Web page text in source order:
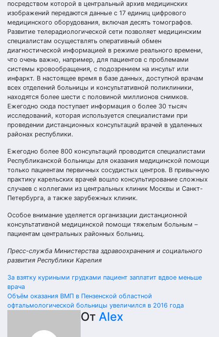
посредством которой в центральный архив медицинских
изображений передаются данные с 17 единиц цифрового
медицинского оборудования, включая десять томографов.
Развитие телерадиологической сети позволяет медицинским
специалистам осуществлять оперативный обмен
диагностической информацией в режиме реального времени,
что очень важно, например, для пациентов с проблемами
системы кровообращения, с подозрением на инсульт или
инфаркт. В настоящее время в базе данных, доступной врачам
всех отделений больницы и консультативной поликлиники,
находятся более шести с половиной миллионов снимков.
Ежегодно сюда поступает информация о более 30 тысяч
исследований, которая используется специалистами при
проведении дистанционных консультаций врачей в удаленных
районах республики.
Ежегодно более 800 консультаций проводится специалистами
Республиканской больницы для оказания медицинской помощи
только пациентам первичных сосудистых центров. В привычную
практику карельских врачей вошло консультирование сложных
случаев с коллегами из центральных клиник Москвы и Санкт-
Петербурга, а также зарубежных клиник.
Особое внимание уделяется организации дистанционной
консультативной медицинской помощи тяжелым больным –
пациентам центральных районных больниц.
Пресс-служба Министерства здравоохранения и социального
развития Республики Карелия
Навигация
по
За взятку куриными грудками пациент заплатит вдвое меньше
врача
Объём оказания ВМП в Пензенской областной
офтальмологической больницы увеличился в 2016 года
От Alex